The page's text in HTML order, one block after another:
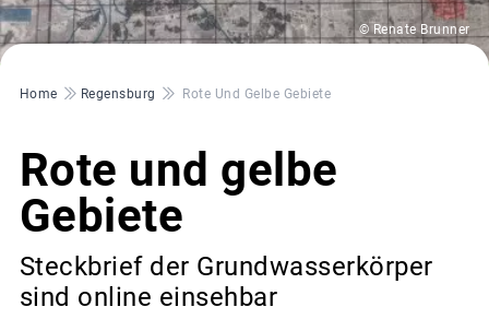
© Renate Brunner
Pfadnavigation
Home Regensburg Rote Und Gelbe Gebiete
Rote und gelbe
Gebiete
Steckbrief der Grundwasserkörper
sind online einsehbar